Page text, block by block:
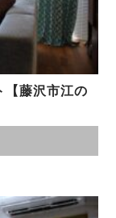
【藤沢市江の